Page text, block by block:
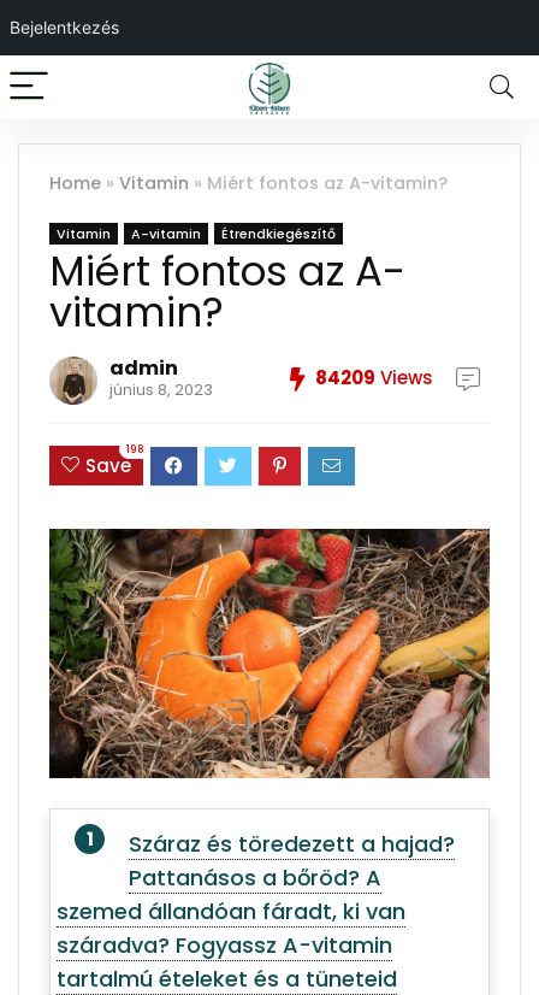
Bejelentkezés
Home » Vitamin » Miért fontos az A-vitamin?
Vitamin A-vitamin Étrendkiegészítő
Miért fontos az A-
vitamin?
admin
június 8, 2023 84209 Views
Save
198
Száraz és töredezett a hajad?
Pattanásos a bőröd? A
szemed állandóan fáradt, ki van
száradva? Fogyassz A-vitamin
tartalmú ételeket és a tüneteid